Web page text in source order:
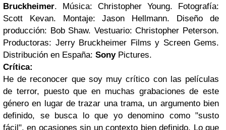
Bruckheimer. Música: Christopher Young. Fotografía:
Scott Kevan. Montaje: Jason Hellmann. Diseño de
producción: Bob Shaw. Vestuario: Christopher Peterson.
Productoras: Jerry Bruckheimer Films y Screen Gems.
Distribución en España: SonyPictures.
Crítica:
He de reconocer que soy muy crítico con las películas
de terror, puesto que en muchas grabaciones de este
género en lugar de trazar una trama, un argumento bien
definido, se busca lo que yo denomino como "susto
fácil", en ocasiones sin un contexto bien definido. Lo que